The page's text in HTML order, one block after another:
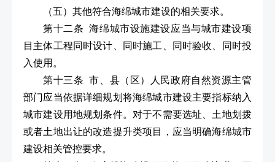
（五）其他符合海绵城市建设的相关要求。
第十二条 海绵城市设施建设应当与城市建设项
目主体工程同时设计、同时施工、同时验收、同时投
入使用。
第十三条 市、县（区）人民政府自然资源主管
部门应当依据详细规划将海绵城市建设主要指标纳入
城市建设用地规划条件。对于不需要选址、土地划拨
或者土地出让的改造提升类项目，应当明确海绵城市
建设相关管控要求。